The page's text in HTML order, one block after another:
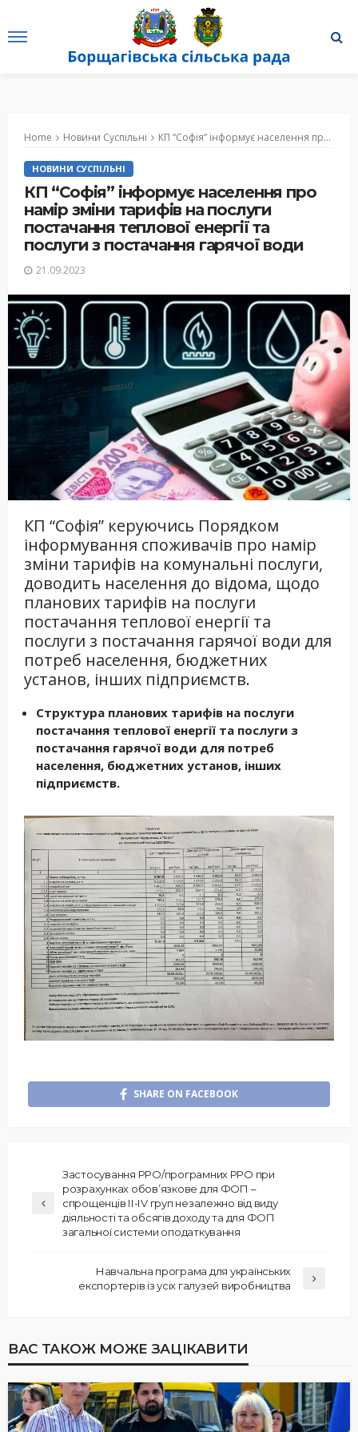
Home Новини Суспільні КП “Софія” інформує населення про намір зміни тарифів на послуги постачання теплової енергії та послуги з постачання гарячої води
НОВИНИ СУСПІЛЬНІ
КП “Софія” інформує населення про
намір зміни тарифів на послуги
постачання теплової енергії та
послуги з постачання гарячої води
21.09.2023
КП “Софія” керуючись Порядком
інформування споживачів про намір
зміни тарифів на комунальні послуги,
доводить населення до відома, щодо
планових тарифів на послуги
постачання теплової енергії та
послуги з постачання гарячої води для
потреб населення, бюджетних
установ, інших підприємств.
Структура планових тарифів на послуги
постачання теплової енергії та послуги з
постачання гарячої води для потреб
населення, бюджетних установ, інших
підприємств.
SHARE ON FACEBOOK
Застосування РРО/програмних РРО при
розрахунках обов’язкове для ФОП –
спрощенців ІІ-ІV груп незалежно від виду
діяльності та обсягів доходу та для ФОП
загальної системи оподаткування
Навчальна програма для українських
експортерів із усіх галузей виробництва
ВАС ТАКОЖ МОЖЕ ЗАЦІКАВИТИ